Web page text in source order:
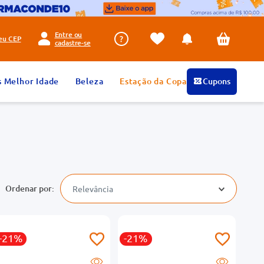
CEP
Entre ou
cadastre-se
Melhor Idade Beleza Estação da Copa Cupons
Relevância
21% -21%